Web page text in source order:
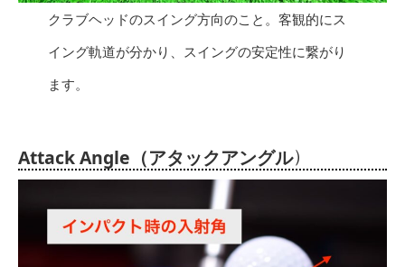
クラブヘッドのスイング方向のこと。客観的にス
イング軌道が分かり、スイングの安定性に繋がり
ます。
Attack Angle（アタックアングル）